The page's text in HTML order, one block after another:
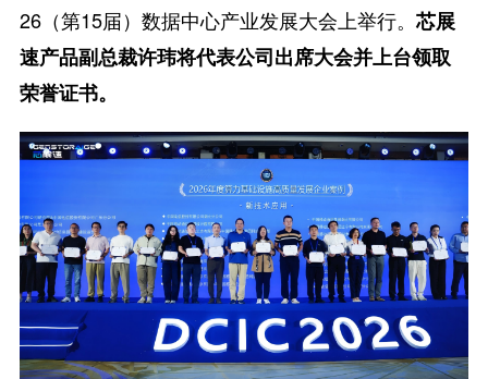
26（第15届）数据中心产业发展大会上举行。 芯展
速产品副总裁许玮将代表公司出席大会并上台领取
荣誉证书。